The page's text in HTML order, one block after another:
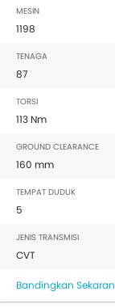
MESIN
1198
TENAGA
87
TORSI
113 Nm
GROUND CLEARANCE
160 mm
TEMPAT DUDUK
5
JENIS TRANSMISI
CVT
Bandingkan